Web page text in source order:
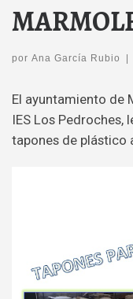
por Ana García Rubio
El ayuntamiento de
IES Los Pedroches,
tapones de plástico